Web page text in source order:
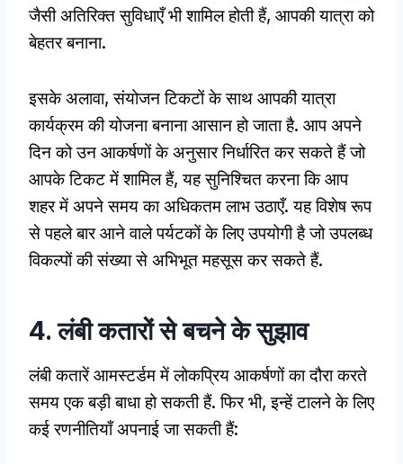
जैसी अतिरिक्त सुविधाएँ भी शामिल होती हैं, आपकी यात्रा को
बेहतर बनाना.
इसके अलावा, संयोजन टिकटों के साथ आपकी यात्रा
कार्यक्रम की योजना बनाना आसान हो जाता है. आप अपने
दिन को उन आकर्षणों के अनुसार निर्धारित कर सकते हैं जो
आपके टिकट में शामिल हैं, यह सुनिश्चित करना कि आप
शहर में अपने समय का अधिकतम लाभ उठाएँ. यह विशेष रूप
से पहले बार आने वाले पर्यटकों के लिए उपयोगी है जो उपलब्ध
विकल्पों की संख्या से अभिभूत महसूस कर सकते हैं.
4. लंबी कतारों से बचने के सुझाव
लंबी कतारें आमस्टर्डम में लोकप्रिय आकर्षणों का दौरा करते
समय एक बड़ी बाधा हो सकती हैं. फिर भी, इन्हें टालने के लिए
कई रणनीतियाँ अपनाई जा सकती हैं: